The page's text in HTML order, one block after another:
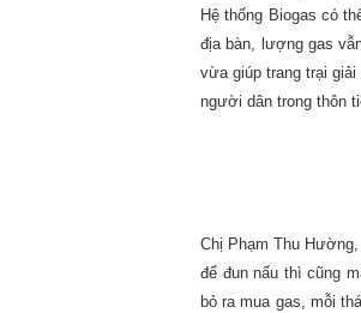
Hệ thống Biogas có
địa bàn, lượng gas
vừa giúp trang trại
người dân trong thôn
Chị Phạm Thu
để đun nấu thì cũng
bỏ ra mua gas, mỗi